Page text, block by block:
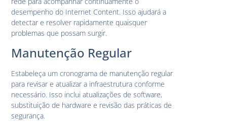
desempenho do Internet Content. Isso ajudará a
detectar e resolver rapidamente quaisquer
problemas que possam surgir.
Manutenção Regular
Estabeleça um cronograma de manutenção regular
para revisar e atualizar a infraestrutura conforme
necessário. Isso inclui atualizações de software,
substituição de hardware e revisão das práticas de
segurança.